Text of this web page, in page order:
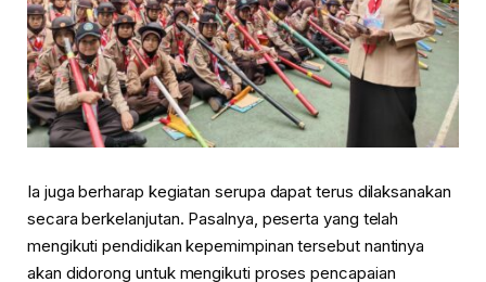
Ia juga berharap kegiatan serupa dapat terus dilaksanakan
secara berkelanjutan. Pasalnya, peserta yang telah
mengikuti pendidikan kepemimpinan tersebut nantinya
akan didorong untuk mengikuti proses pencapaian